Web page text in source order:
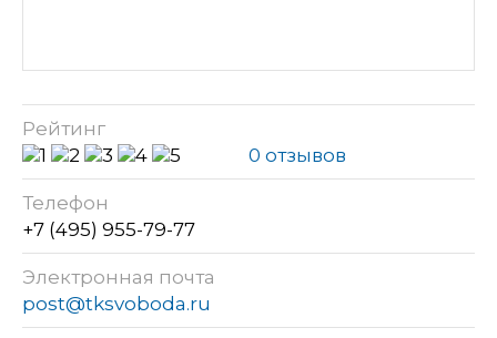
Рейтинг
0 отзывов
Телефон
+7 (495) 955-79-77
Электронная почта
post@tksvoboda.ru